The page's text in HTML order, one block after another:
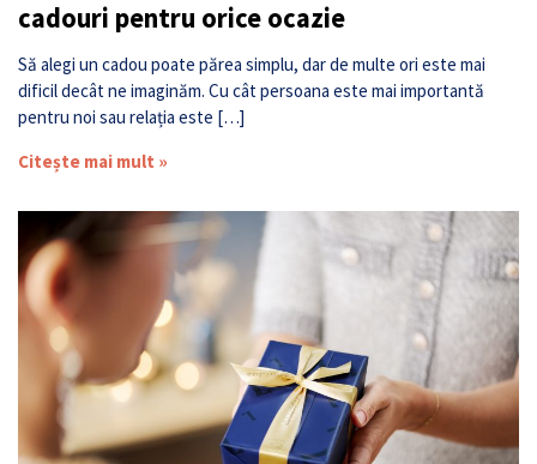
cadouri pentru orice ocazie
Să alegi un cadou poate părea simplu, dar de multe ori este mai
dificil decât ne imaginăm. Cu cât persoana este mai importantă
pentru noi sau relația este […]
Citește mai mult »